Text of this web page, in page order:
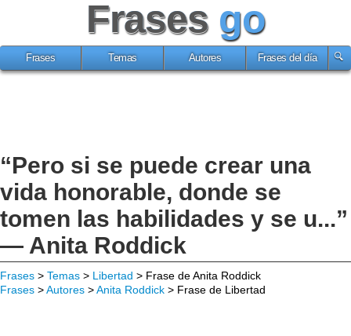
Frases go
Frases Temas Autores Frases del día
“Pero si se puede crear una
vida honorable, donde se
tomen las habilidades y se u...”
— Anita Roddick
Frases > Temas > Libertad > Frase de Anita Roddick
Frases >Autores >Anita Roddick > Frase de Libertad